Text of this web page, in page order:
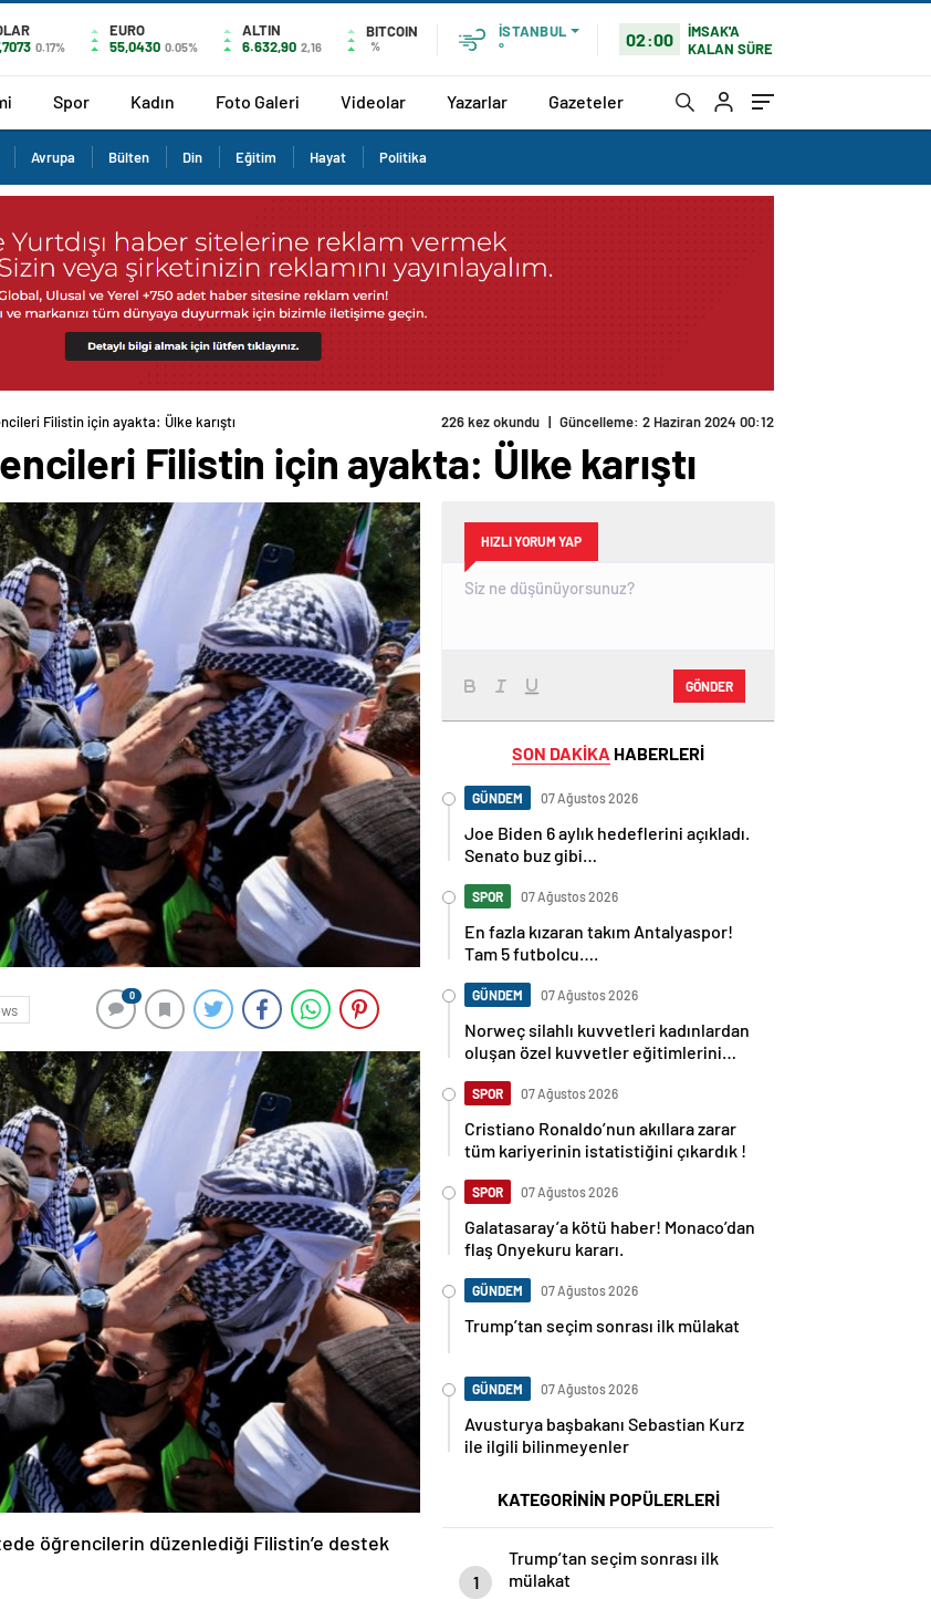
0.17%
EURO
55,0430 0.05%
ALTIN
6.632,90 2,16
BITCOIN
%
İSTANBUL
°
02:00
İMSAK'A
KALAN SÜRE
Spor Kadın Foto Galeri Videolar Yazarlar Gazeteler
Avrupa Bülten Din Eğitim Hayat Politika
Filistin için ayakta: Ülke karıştı 226 kez okundu | Güncelleme: 2 Haziran 2024 00:12
Filistin için ayakta: Ülke karıştı
0
öğrencilerin düzenlediği Filistin’e destek
HIZLI YORUM YAP
GÖNDER
SON DAKİKA HABERLERİ
GÜNDEM 07 Ağustos 2026
Joe Biden 6 aylık hedeflerini açıkladı.
Senato buz gibi…
SPOR 07 Ağustos 2026
En fazla kızaran takım Antalyaspor!
Tam 5 futbolcu….
GÜNDEM 07 Ağustos 2026
Norweç silahlı kuvvetleri kadınlardan
oluşan özel kuvvetler eğitimlerini
SPOR 07 Ağustos 2026
Cristiano Ronaldo’nun akıllara zarar
tüm kariyerinin istatistiğini çıkardık !
SPOR 07 Ağustos 2026
Galatasaray’a kötü haber! Monaco’dan
flaş Onyekuru kararı.
GÜNDEM 07 Ağustos 2026
Trump’tan seçim sonrası ilk mülakat
GÜNDEM 07 Ağustos 2026
Avusturya başbakanı Sebastian Kurz
ile ilgili bilinmeyenler
KATEGORİNİN POPÜLERLERİ
1
Trump’tan seçim sonrası ilk
mülakat